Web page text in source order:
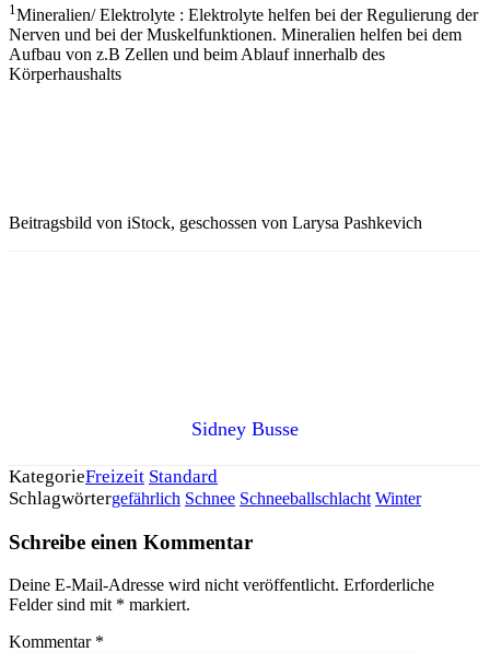
1Mineralien/ Elektrolyte : Elektrolyte helfen bei der Regulierung der
Nerven und bei der Muskelfunktionen. Mineralien helfen bei dem
Aufbau von z.B Zellen und beim Ablauf innerhalb des
Körperhaushalts
Beitragsbild von iStock, geschossen von Larysa Pashkevich
Sidney Busse
KategorieFreizeit Standard
Schlagwörtergefährlich Schnee Schneeballschlacht Winter
Schreibe einen Kommentar
Deine E-Mail-Adresse wird nicht veröffentlicht. Erforderliche
Felder sind mit * markiert.
Kommentar *